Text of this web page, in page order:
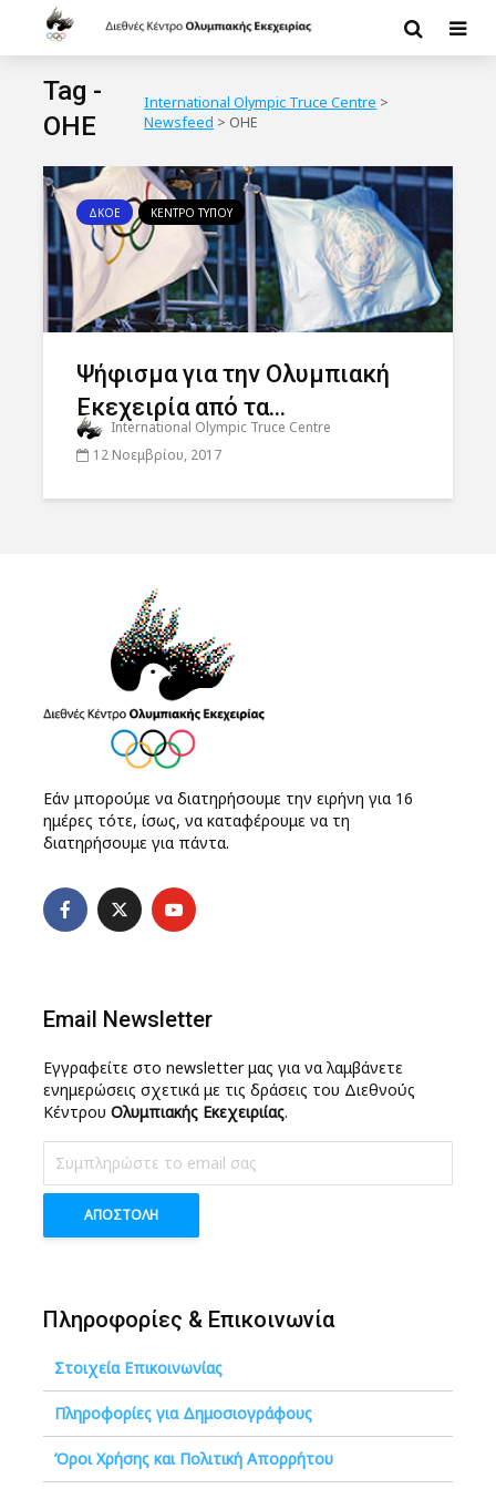
Tag -
ΟΗΕ
International Olympic Truce Centre >
Newsfeed > ΟΗΕ
ΔΚΟΕ ΚΕΝΤΡΟ ΤΥΠΟΥ
Ψήφισμα για την Ολυμπιακή
Εκεχειρία από τα...
International Olympic Truce Centre
12 Νοεμβρίου, 2017
Εάν μπορούμε να διατηρήσουμε την ειρήνη για 16
ημέρες τότε, ίσως, να καταφέρουμε να τη
διατηρήσουμε για πάντα.
Email Newsletter
Εγγραφείτε στο newsletter μας για να λαμβάνετε
ενημερώσεις σχετικά με τις δράσεις του Διεθνούς
Κέντρου Ολυμπιακής Εκεχειριίας.
Πληροφορίες & Επικοινωνία
Στοιχεία Επικοινωνίας
Πληροφορίες για Δημοσιογράφους
Όροι Χρήσης και Πολιτική Απορρήτου